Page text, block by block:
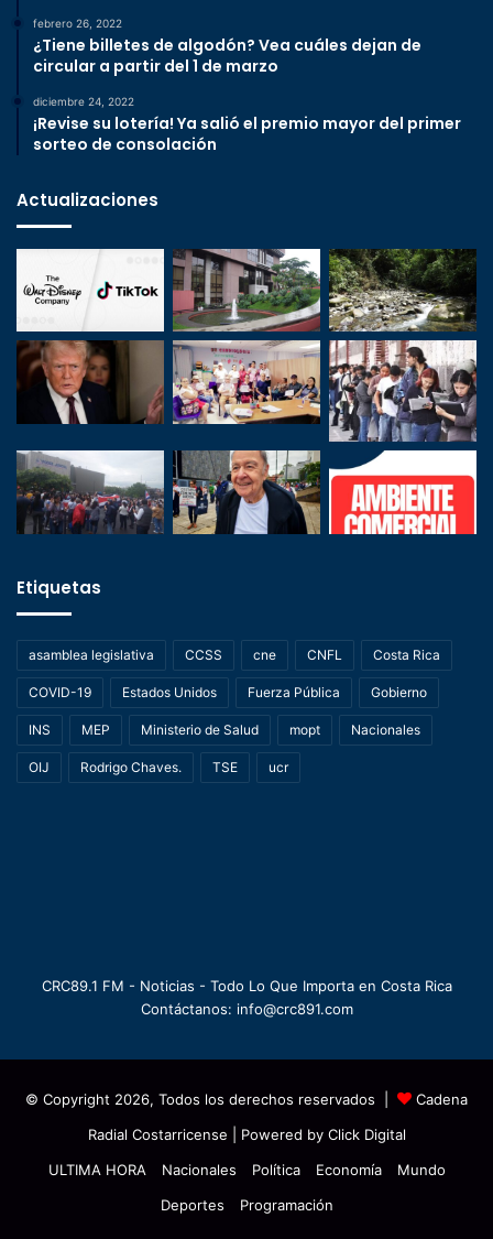
febrero 26, 2022
¿Tiene billetes de algodón? Vea cuáles dejan de
circular a partir del 1 de marzo
diciembre 24, 2022
¡Revise su lotería! Ya salió el premio mayor del primer
sorteo de consolación
Actualizaciones
Etiquetas
asamblea legislativa CCSS cne CNFL Costa Rica
COVID-19 Estados Unidos Fuerza Pública Gobierno
INS MEP Ministerio de Salud mopt Nacionales
OIJ Rodrigo Chaves. TSE ucr
CRC89.1 FM - Noticias - Todo Lo Que Importa en Costa Rica
Contáctanos: info@crc891.com
© Copyright 2026, Todos los derechos reservados |
Cadena
Radial Costarricense | Powered by Click Digital
ULTIMA HORA
Nacionales Política Economía
Mundo
Deportes
Programación